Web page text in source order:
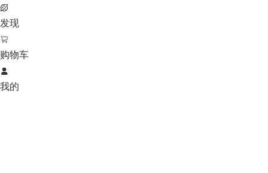

发现

购物车

我的